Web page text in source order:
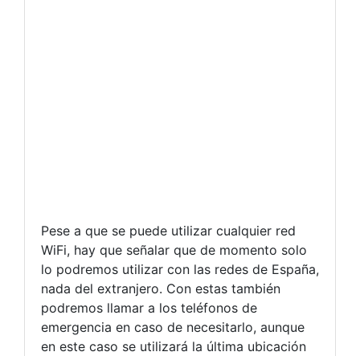
Pese a que se puede utilizar cualquier red
WiFi, hay que señalar que de momento solo
lo podremos utilizar con las redes de España,
nada del extranjero. Con estas también
podremos llamar a los teléfonos de
emergencia en caso de necesitarlo, aunque
en este caso se utilizará la última ubicación